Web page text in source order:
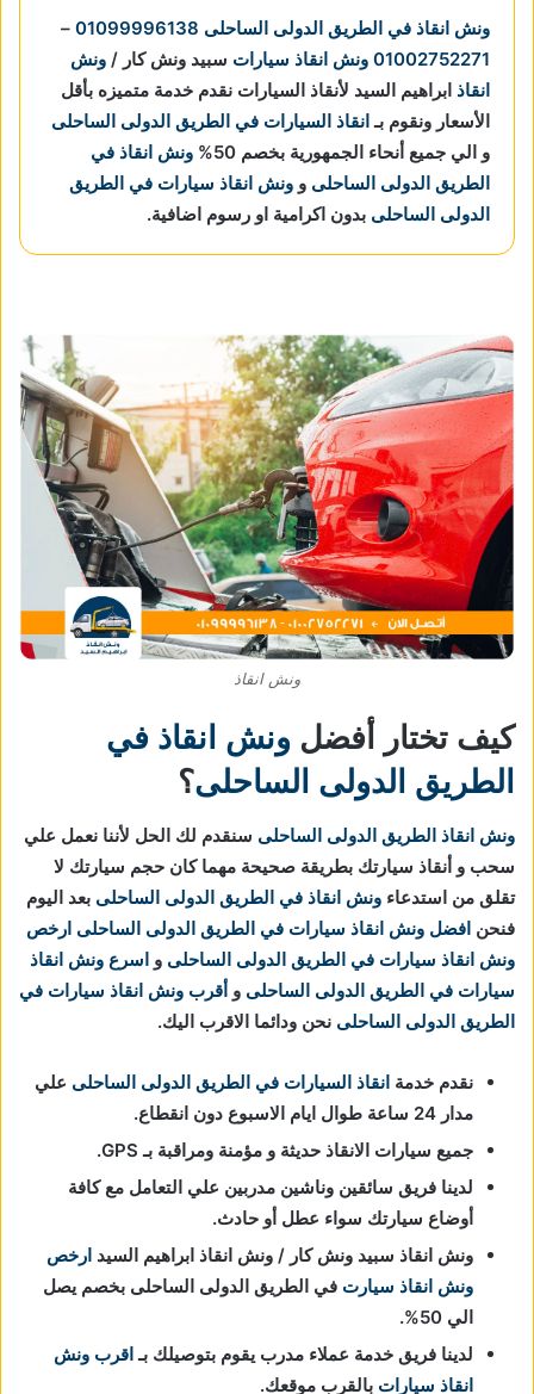
ونش انقاذ في الطريق الدولى الساحلى 01099996138
–
01002752271 ونش انقاذ سيارات سبيد ونش كار / ونش
انقاذ ابراهيم السيد لأنقاذ السيارات نقدم خدمة متميزه بأقل
الأسعار ونقوم بـانقاذ السيارات في الطريق الدولى الساحلى
و الي جميع أنحاء الجمهورية بخصم 50%
ونش انقاذ في
الطريق الدولى الساحلى و ونش انقاذ سيارات في الطريق
الدولى الساحلى بدون اكرامية او رسوم اضافية.
ونش انقاذ
كيف تختار أفضل ونش انقاذ في
الطريق الدولى الساحلى؟
ونش انقاذ الطريق الدولى الساحلى سنقدم لك الحل لأننا نعمل علي
سحب و أنقاذ سيارتك بطريقة صحيحة مهما كان حجم سيارتك لا
تقلق من استدعاء ونش انقاذ في الطريق الدولى الساحلى بعد اليوم
فنحن افضل ونش انقاذ سيارات في الطريق الدولى الساحلى ارخص
ونش انقاذ سيارات في الطريق الدولى الساحلى و اسرع ونش انقاذ
سيارات في الطريق الدولى الساحلى و أقرب ونش انقاذ سيارات في
الطريق الدولى الساحلى نحن ودائما الاقرب اليك.
نقدم خدمة انقاذ السيارات في الطريق الدولى الساحلى علي
مدار 24 ساعة طوال ايام الاسبوع دون انقطاع.
جميع سيارات الانقاذ حديثة و مؤمنة ومراقبة بـ GPS.
لدينا فريق سائقين وناشين مدربين علي التعامل مع كافة
أوضاع سيارتك سواء عطل أو حادث.
ونش انقاذ سبيد ونش كار / ونش انقاذ ابراهيم السيد ارخص
ونش انقاذ سيارت في الطريق الدولى الساحلى بخصم يصل
الي 50%.
لدينا فريق خدمة عملاء مدرب يقوم بتوصيلك بـاقرب ونش
انقاذ سيارات بالقرب موقعك.